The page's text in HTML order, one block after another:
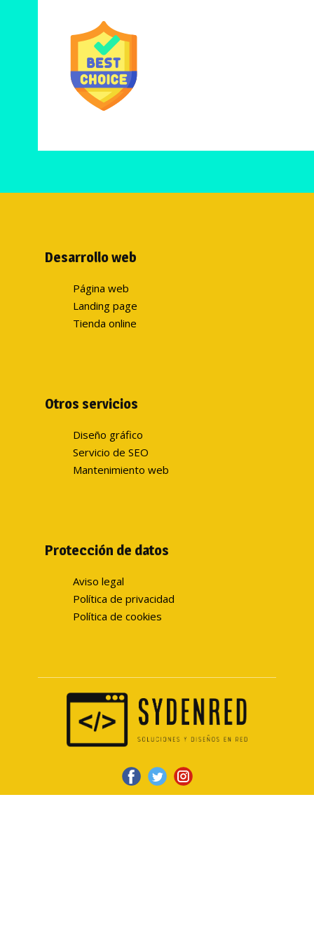
Desarrollo web
Página web
Landing page
Tienda online
Otros servicios
Diseño gráfico
Servicio de SEO
Mantenimiento web
Protección de datos
Aviso legal
Política de privacidad
Política de cookies